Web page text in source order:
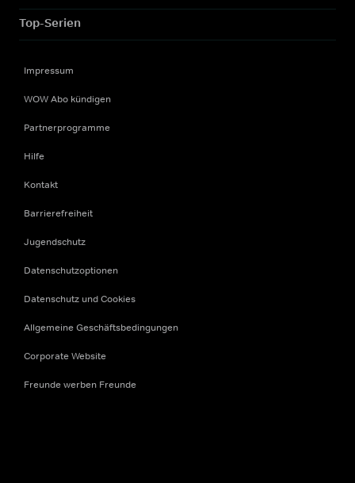
Top-Serien
Impressum
WOW Abo kündigen
Partnerprogramme
Hilfe
Kontakt
Barrierefreiheit
Jugendschutz
Datenschutzoptionen
Datenschutz und Cookies
Allgemeine Geschäftsbedingungen
Corporate Website
Freunde werben Freunde